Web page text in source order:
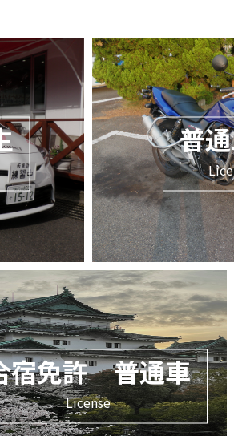
普
宿免許 普通車
License